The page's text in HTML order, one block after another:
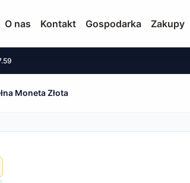
O nas Kontakt Gospodarka Zakupy
Moneta Złota